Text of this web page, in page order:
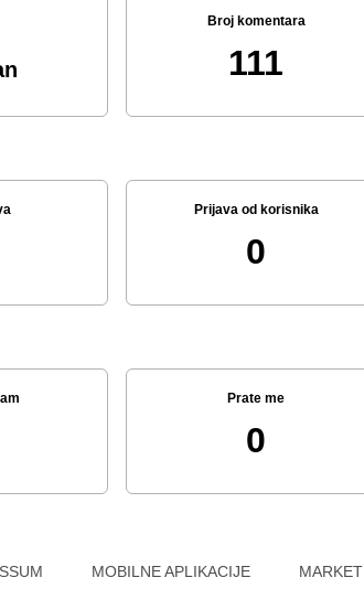
Broj komentara
111
Prijava od korisnika
0
Prate me
0
MOBILNE APLIKACIJE